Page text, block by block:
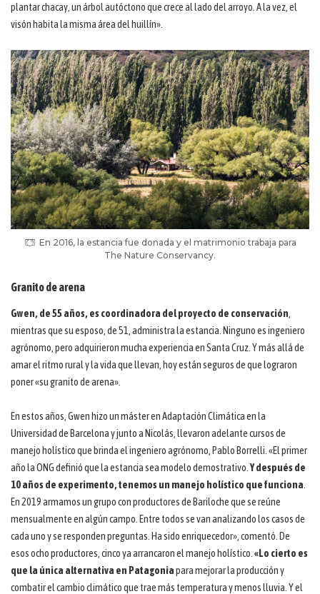
plantar chacay, un árbol autóctono que crece al lado del arroyo. A la vez, el
visón habita la misma área del huillín».
En 2016, la estancia fue donada y el matrimonio trabaja para
The Nature Conservancy.
Granito de arena
Gwen, de 55 años, es coordinadora del proyecto de conservación
mientras que su esposo, de 51, administra la estancia. Ninguno es ingeniero
agrónomo, pero adquirieron mucha experiencia en Santa Cruz. Y más allá de
amar el ritmo rural y la vida que llevan, hoy están seguros de que lograron
poner «su granito de arena».
En estos años, Gwen hizo un máster en Adaptación Climática en la
Universidad de Barcelona y junto a Nicolás, llevaron adelante cursos de
manejo holístico que brinda el ingeniero agrónomo, Pablo Borrelli. «El primer
año la ONG definió que la estancia sea modelo demostrativo. Y después de
10 años de experimento, tenemos un manejo holístico que funciona
En 2019 armamos un grupo con productores de Bariloche que se reúne
mensualmente en algún campo. Entre todos se van analizando los casos de
cada uno y se responden preguntas. Ha sido enriquecedor», comentó. De
esos ocho productores, cinco ya arrancaron el manejo holístico. «Lo cierto es
que la única alternativa en Patagoniapara mejorar la producción y
combatir el cambio climático que trae más temperatura y menos lluvia. Y el